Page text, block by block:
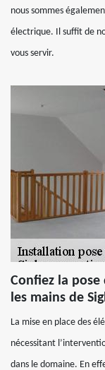
nous sommes
électrique. Il suffit de
vous servir.
Confiez la
les mains de
La mise en place des
nécessitant
dans le domaine. En